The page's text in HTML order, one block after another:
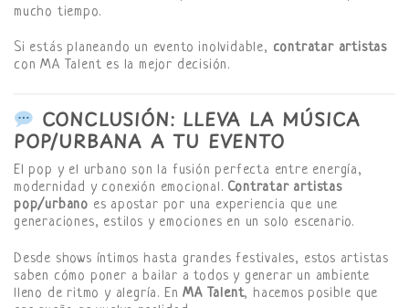
mucho tiempo.
Si estás planeando un evento inolvidable, contratar artistas
con MA Talent es la mejor decisión.
CONCLUSIÓN: LLEVA LA MÚSICA
POP/URBANA A TU EVENTO
El pop y el urbano son la fusión perfecta entre energía,
modernidad y conexión emocional. Contratar artistas
pop/urbano es apostar por una experiencia que une
generaciones, estilos y emociones en un solo escenario.
Desde shows íntimos hasta grandes festivales, estos artistas
saben cómo poner a bailar a todos y generar un ambiente
lleno de ritmo y alegría. EnMA Talent, hacemos posible que